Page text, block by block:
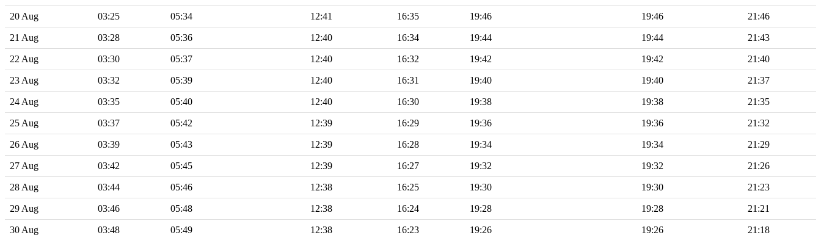
20 Aug 03:25 05:34 12:41 16:35 19:46 19:46 21:46
21 Aug 03:28 05:36 12:40 16:34 19:44 19:44 21:43
22 Aug 03:30 05:37 12:40 16:32 19:42 19:42 21:40
23 Aug 03:32 05:39 12:40 16:31 19:40 19:40 21:37
24 Aug 03:35 05:40 12:40 16:30 19:38 19:38 21:35
25 Aug 03:37 05:42 12:39 16:29 19:36 19:36 21:32
26 Aug 03:39 05:43 12:39 16:28 19:34 19:34 21:29
27 Aug 03:42 05:45 12:39 16:27 19:32 19:32 21:26
28 Aug 03:44 05:46 12:38 16:25 19:30 19:30 21:23
29 Aug 03:46 05:48 12:38 16:24 19:28 19:28 21:21
30 Aug 03:48 05:49 12:38 16:23 19:26 19:26 21:18